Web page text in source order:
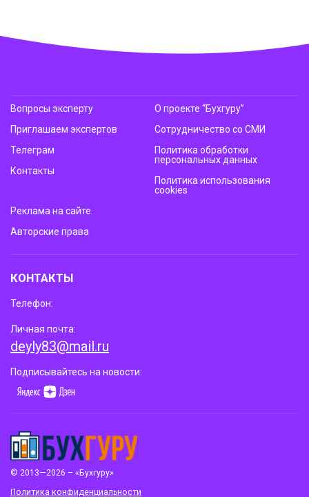
© 2013—2026 – «Бухгуру»
Политика конфиденциальности
Вопросы эксперту
Приглашаем экспертов
Телеграм
Контакты
О проекте “Бухгуру”
Сотрудничество со СМИ
Политика обработки
персональных данных
Политика использования
cookies
Реклама на сайте
Авторские права
КОНТАКТЫ
Телефон:
Личная почта:
deyly83@mail.ru
Подписывайтесь на новости: